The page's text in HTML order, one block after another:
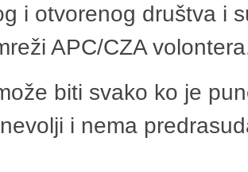
i otvorenog društva i
APC/CZA
biti svako ko je
i nema